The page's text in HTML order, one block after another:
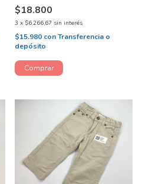
$18.800
3 x $6.266,67 sin interés
$15.980 conTransferencia o
depósito